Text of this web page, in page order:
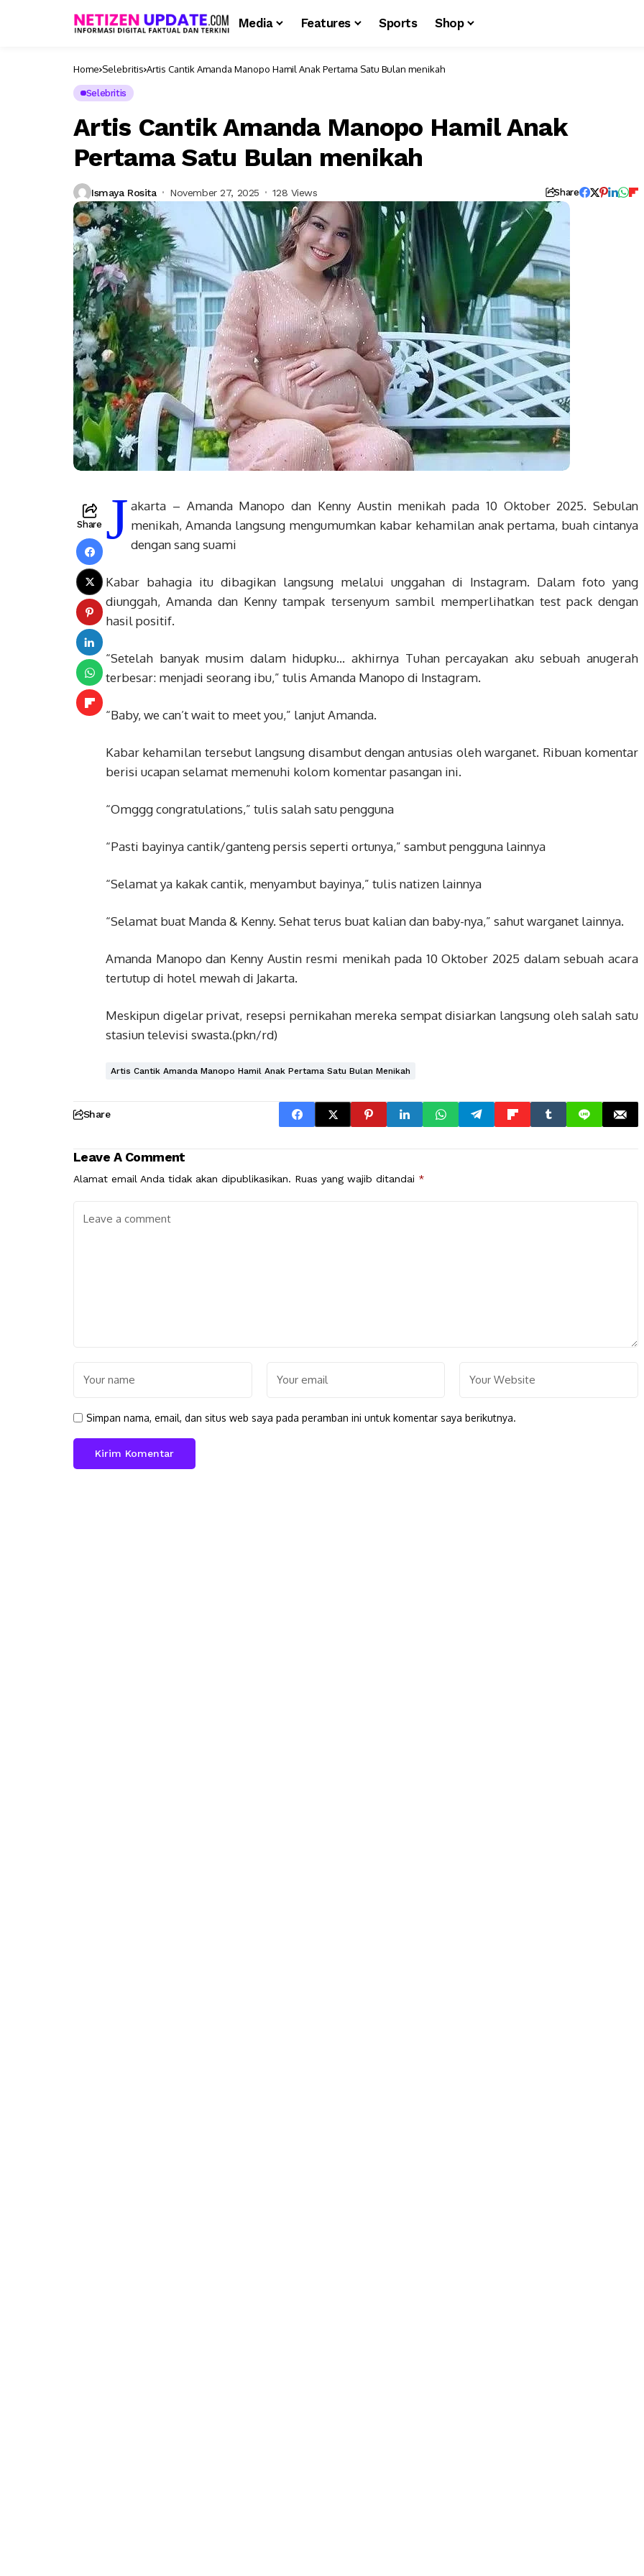
Media Features Sports Shop
Home Selebritis Artis Cantik Amanda Manopo Hamil Anak Pertama Satu Bulan menikah
Selebritis
Artis Cantik Amanda Manopo Hamil Anak
Pertama Satu Bulan menikah
Ismaya Rosita November 27, 2025 128 Views Share
Share J akarta – Amanda Manopo dan Kenny Austin menikah pada 10 Oktober 2025. Sebulan
menikah, Amanda langsung mengumumkan kabar kehamilan anak pertama, buah cintanya
dengan sang suami
Kabar bahagia itu dibagikan langsung melalui unggahan di Instagram. Dalam foto yang
diunggah, Amanda dan Kenny tampak tersenyum sambil memperlihatkan test pack dengan
hasil positif.
“Setelah banyak musim dalam hidupku… akhirnya Tuhan percayakan aku sebuah anugerah
terbesar: menjadi seorang ibu,” tulis Amanda Manopo di Instagram.
“Baby, we can’t wait to meet you,” lanjut Amanda.
Kabar kehamilan tersebut langsung disambut dengan antusias oleh warganet. Ribuan komentar
berisi ucapan selamat memenuhi kolom komentar pasangan ini.
“Omggg congratulations,” tulis salah satu pengguna
“Pasti bayinya cantik/ganteng persis seperti ortunya,” sambut pengguna lainnya
“Selamat ya kakak cantik, menyambut bayinya,” tulis natizen lainnya
“Selamat buat Manda & Kenny. Sehat terus buat kalian dan baby-nya,” sahut warganet lainnya.
Amanda Manopo dan Kenny Austin resmi menikah pada 10 Oktober 2025 dalam sebuah acara
tertutup di hotel mewah di Jakarta.
Meskipun digelar privat, resepsi pernikahan mereka sempat disiarkan langsung oleh salah satu
stasiun televisi swasta.(pkn/rd)
Artis Cantik Amanda Manopo Hamil Anak Pertama Satu Bulan Menikah
Share
Leave A Comment
Alamat email Anda tidak akan dipublikasikan. Ruas yang wajib ditandai *
Simpan nama, email, dan situs web saya pada peramban ini untuk komentar saya berikutnya.